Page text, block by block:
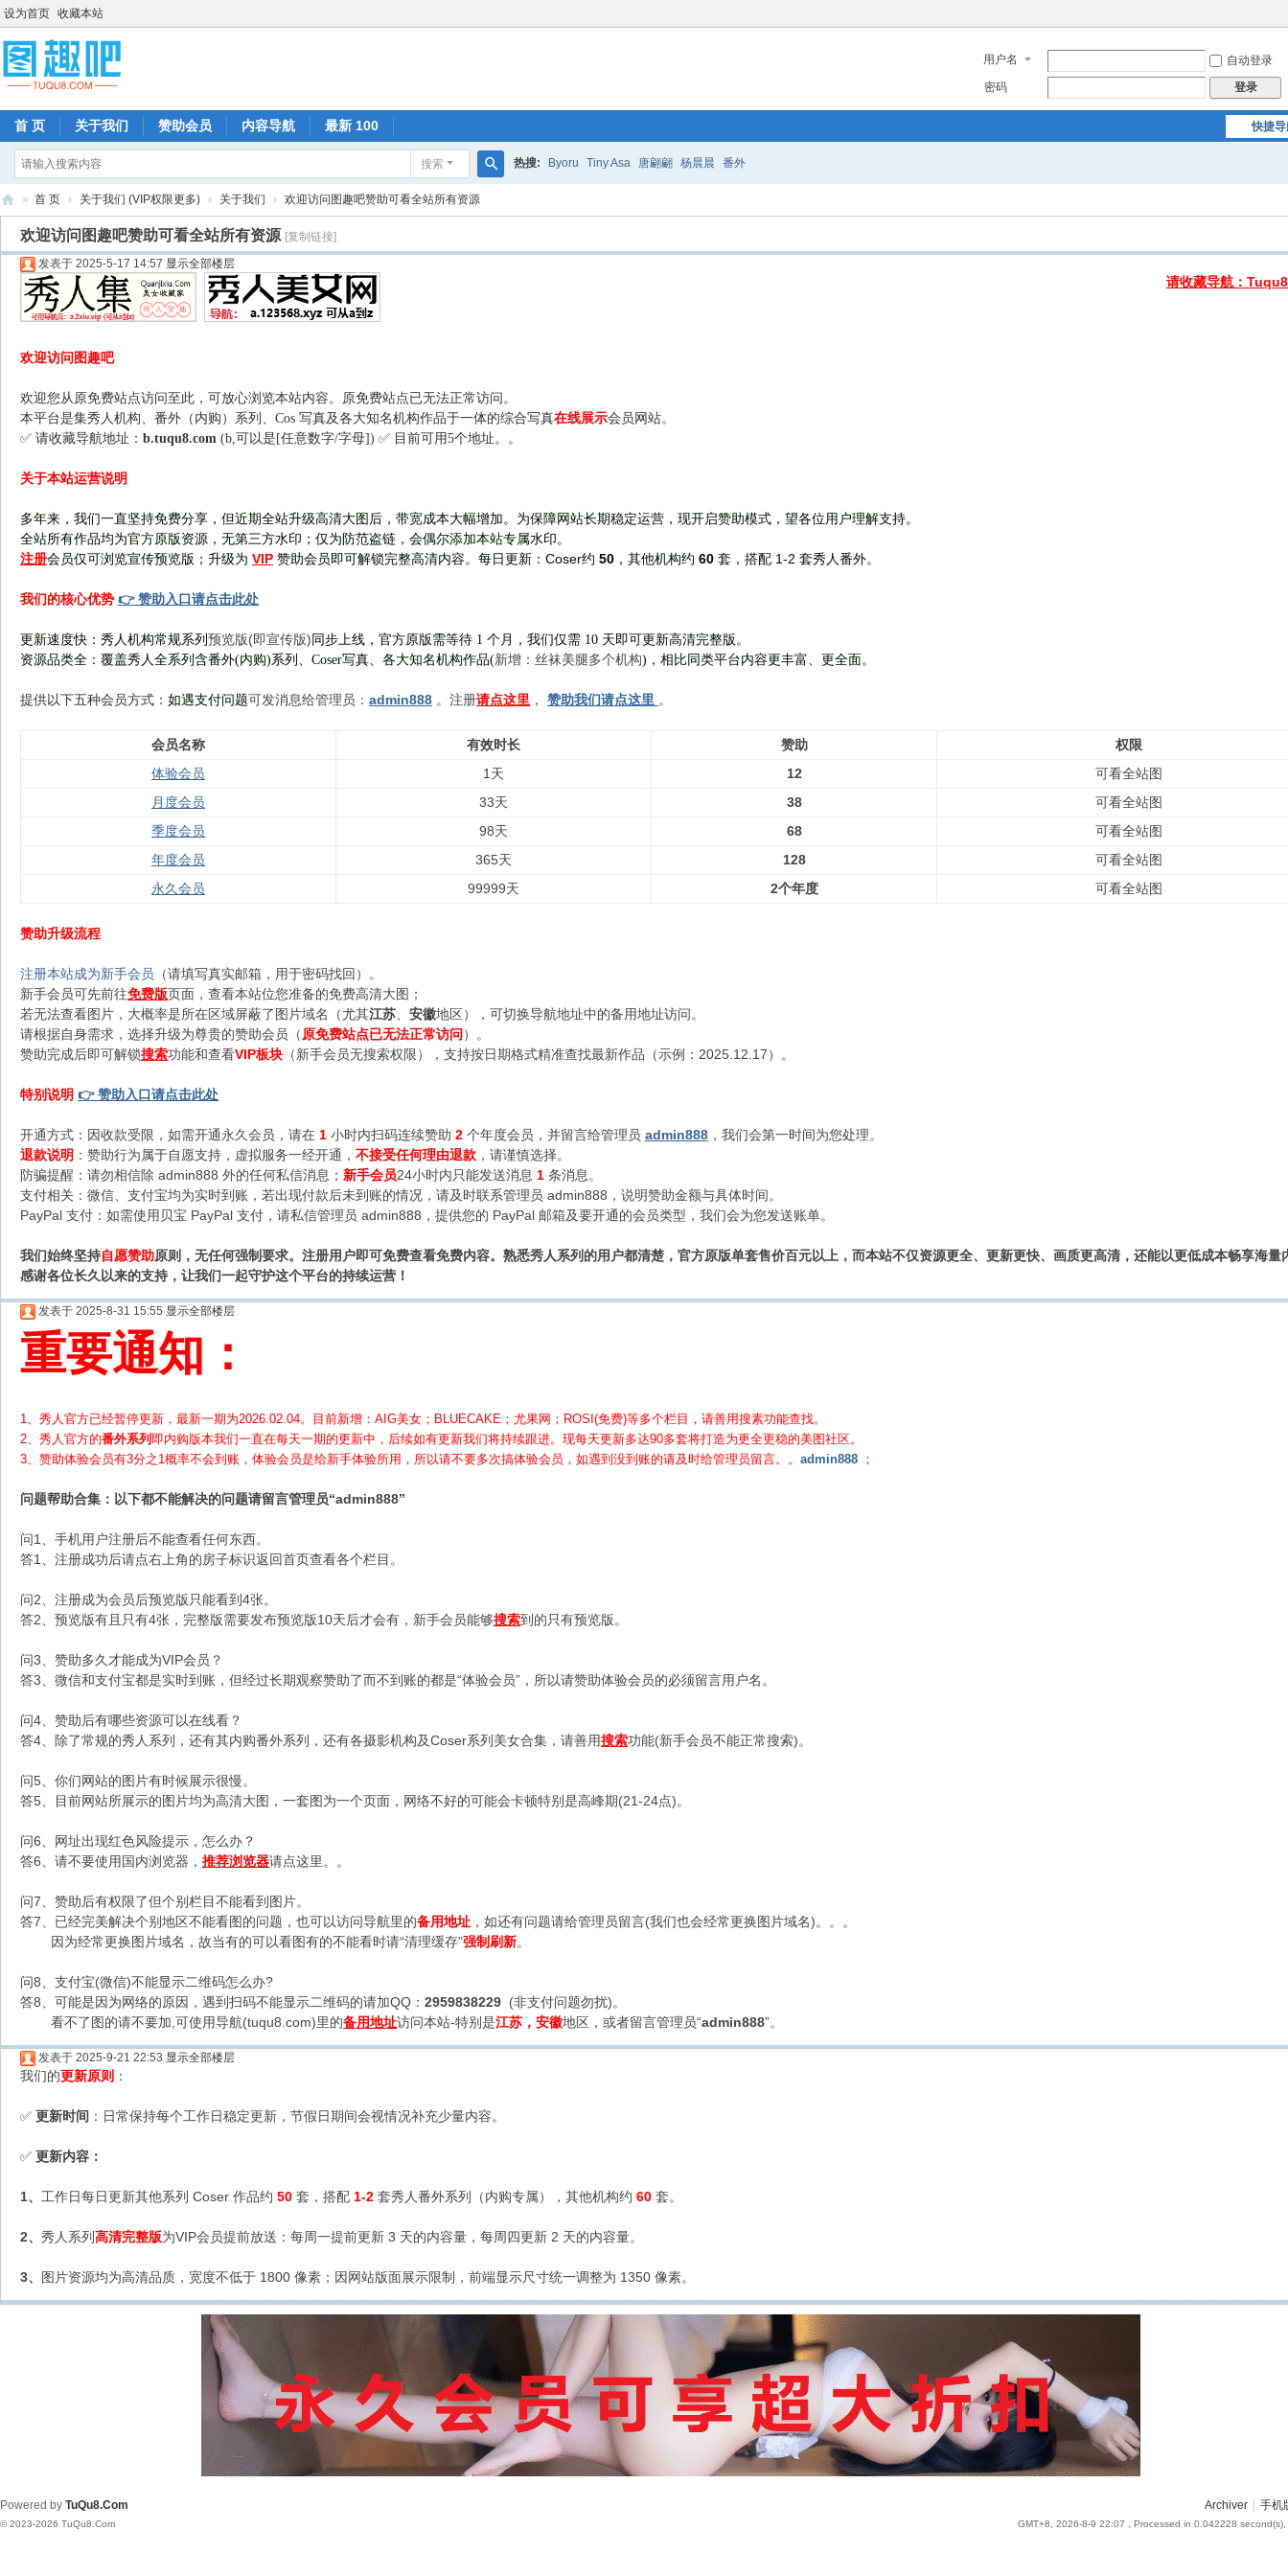
设为首页 收藏本站
用户名
自动登录
密码
登录
快捷
首 页 关于我们 赞助会员 内容导航 最新 100
搜索
索
热搜: Byoru Tiny Asa 唐翩翩 杨晨晨 番外
趣
» 首 页 › 关于我们 (VIP权限更多) › 关于我们 › 欢迎访问图趣吧赞助可看全站所有资源
欢迎访问图趣吧赞助可看全站所有资源 [复制链接]
发表于 2025-5-17 14:57 显示全部楼层
请收藏导航：
欢迎访问图趣吧
欢迎您从原免费站点访问至此，可放心浏览本站内容。原免费站点已无法正常访问。
本平台是集秀人机构、番外（内购）系列、Cos 写真及各大知名机构作品于一体的综合写真在线展示会员网站。
✅ 请收藏导航地址： b.tuqu8.com (b,可以是[任意数字/字母]) ✅ 目前可用5个地址。。
关于本站运营说明
多年来，我们一直坚持免费分享，但近期全站升级高清大图后，带宽成本大幅增加。为保障网站长期稳定运营，现开启赞助模式，望各位用户理解支持。
全站所有作品均为官方原版资源，无第三方水印；仅为防范盗链，会偶尔添加本站专属水印。
注册会员仅可浏览宣传预览版 ； 升级为 VIP 赞助会员即可解锁完整高清内容。每日更新： Coser约 50 ，其他机构约 60 套， 搭配 1-2 套秀人番外。
我们的核心优势 👉 赞助入口请点击此处
更新速度快：秀人机构常规系列 预览版(即宣传版) 同步上线，官方原版需等待 1 个月，我们仅需 10 天即可更新高清完整版。
资源品类全：覆盖秀人全系列含番外(内购)系列、Coser写真、各大知名机构作品(新增：丝袜美腿多个机构)，相比同类平台内容更丰富、更全面。
提供以下五种会员方式： 如遇支付问题可发消息给管理员： admin888 。注册请点这里 ， 赞助我们请点这里 。
会员名称 有效时长 赞助
权限
体验会员
1天 12
可看全站图
月度会员
33天 38
可看全站图
季度会员
98天 68
可看全站图
年度会员
365天 128
可看全站图
永久会员
99999天 2个年度 可看全站图
赞助升级流程
注册本站成为新手会员 （请填写真实邮箱，用于密码找回）。
新手会员可先前往免费版页面，查看本站位您准备的免费高清大图；
若无法查看图片，大概率是所在区域屏蔽了图片域名（尤其江苏 安徽地区），可切换导航地址中的备用地址访问。
请根据自身需求，选择升级为尊贵的赞助会员（原免费站点已无法正常访问 ）。
赞助完成后即可解锁搜索功能和查看VIP板块 （新手会员无搜索权限），支持按日期格式精准查找最新作品（示例：2025.12.17）。
特别说明 👉 赞助入口请点击此处
开通方式：因收款受限，如需开通永久会员，请在 1 小时内扫码连续赞助 2 个年度会员，并留言给管理员 admin888 ，我们会第一时间为您处理。
退款说明 ：赞助行为属于自愿支持，虚拟服务一经开通， 不接受任何理由退款 ，请谨慎选择。
防骗提醒：请勿相信除 admin888 外的任何私信消息； 新手会员24小时内只能发送消息 1 条消息。
支付相关：微信、支付宝均为实时到账，若出现付款后未到账的情况，请及时联系管理员 admin888，说明赞助金额与具体时间。
PayPal 支付：如需使用贝宝 PayPal 支付，请私信管理员 admin888，提供您的 PayPal 邮箱及要开通的会员类型，我们会为您发送账单。
我们始终坚持自愿赞助原则，无任何强制要求。注册用户即可免费查看免费内容。熟悉秀人系列的用户都清楚，官方原版单套售价百元以上，而本站不仅资源更全、更新更快、画质更高清，还能以更低成本畅享海量
感谢各位长久以来的支持，让我们一起守护这个平台的持续运营！
发表于 2025-8-31 15:55 显示全部楼层
重要通知：
1、秀人官方已经暂停更新，最新一期为2026.02.04。目前新增：AIG美女；BLUECAKE；尤果网；ROSI(免费)等多个栏目，请善用搜素功能查找。
2、 秀人官方的番外系列 即内购版本我们一直在每天一期的更新中，后续如有更新我们将持续跟进。现每天更新多达90多套将打造为更全更稳的美图社区。
3、赞助体验会员有3分之1概率不会到账，体验会员是给新手体验所用，所以请不要多次搞体验会员，如遇到没到账的请及时给管理员留言。。 admin888 ；
问题帮助合集 ：以下都不能解决的问题请留言管理员“admin888”
问1、手机用户注册后不能查看任何东西。
答1、注册成功后请点右上角的房子标识返回首页查看各个栏目。
问2、注册成为会员后预览版只能看到4张。
答2、预览版有且只有4张，完整版需要发布预览版10天后才会有，新手会员能够搜索到的只有预览版。
问3、赞助多久才能成为VIP会员？
答3、微信和支付宝都是实时到账，但经过长期观察赞助了而不到账的都是“体验会员”，所以请赞助体验会员的必须留言用户名。
问4、赞助后有哪些资源可以在线看？
答4、除了常规的秀人系列，还有其内购番外系列，还有各摄影机构及Coser系列美女合集，请善用搜索功能(新手会员不能正常搜索)。
问5、你们网站的图片有时候展示很慢。
答5、目前网站所展示的图片均为高清大图，一套图为一个页面，网络不好的可能会卡顿特别是高峰期(21-24点)。
问6、网址出现红色风险提示，怎么办？
答6、请不要使用国内浏览器， 推荐浏览器请点这里。。
问7、赞助后有权限了但个别栏目不能看到图片。
答7、已经完美解决个别地区不能看图的问题，也可以访问导航里的备用地址 ，如还有问题请给管理员留言(我们也会经常更换图片域名)。。。
因为经常更换图片域名，故当有的可以看图有的不能看时请“清理缓存”强制刷新。
问8、支付宝(微信)不能显示二维码怎么办?
答8、可能是因为网络的原因，遇到扫码不能显示二维码的请加QQ： 2959838229 (非支付问题勿扰)。
看不了图的请不要加,可使用导航(tuqu8.com)里的备用地址访问本站-特别是江苏，安徽地区，或者留言管理员“admin888”。
发表于 2025-9-21 22:53 显示全部楼层
我们的更新原则 ：
✅ 更新时间 ：日常保持每个工作日稳定更新，节假日期间会视情况补充少量内容。
✅ 更新内容：
1、 工作日每日更新其他系列 Coser 作品约 50 套，搭配 1-2 套秀人番外系列（内购专属），其他机构约 60 套。
2、 秀人系列高清完整版为VIP会员提前放送：每周一提前更新 3 天的内容量，每周四更新 2 天的内容量。
3、 图片资源均为高清品质，宽度不低于 1800 像素；因网站版面展示限制，前端显示尺寸统一调整为 1350 像素。
Archiver 手机
GMT+8, 2026-8-9 22:07 , Processed in 0.042228
Powered by TuQu8.Com
© 2023-2026 TuQu8.Com